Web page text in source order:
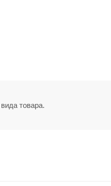
товара.